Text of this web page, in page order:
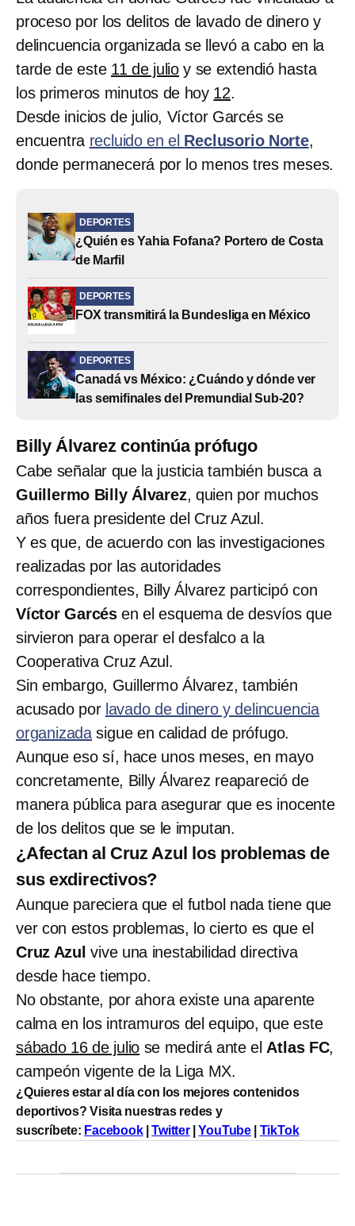
proceso por los delitos de lavado de dinero y
delincuencia organizada se llevó a cabo en la
tarde de este 11 de julio y se extendió hasta
los primeros minutos de hoy 12.
Desde inicios de julio, Víctor Garcés se
encuentra recluido en el Reclusorio Norte,
donde permanecerá por lo menos tres meses.
DEPORTES
¿Quién es Yahia Fofana? Portero de Costa
de Marfil
DEPORTES
FOX transmitirá la Bundesliga en México
DEPORTES
Canadá vs México: ¿Cuándo y dónde ver
las semifinales del Premundial Sub-20?
Billy Álvarez continúa prófugo
Cabe señalar que la justicia también busca a
Guillermo Billy Álvarez, quien por muchos
años fuera presidente del Cruz Azul.
Y es que, de acuerdo con las investigaciones
realizadas por las autoridades
correspondientes, Billy Álvarez participó con
Víctor Garcésen el esquema de desvíos que
sirvieron para operar el desfalco a la
Cooperativa Cruz Azul.
Sin embargo, Guillermo Álvarez, también
acusado por lavado de dinero y delincuencia
organizada sigue en calidad de prófugo.
Aunque eso sí, hace unos meses, en mayo
concretamente, Billy Álvarez reapareció de
manera pública para asegurar que es inocente
de los delitos que se le imputan.
¿Afectan al Cruz Azul los problemas de
sus exdirectivos?
Aunque pareciera que el futbol nada tiene que
ver con estos problemas, lo cierto es que el
Cruz Azul vive una inestabilidad directiva
desde hace tiempo.
No obstante, por ahora existe una aparente
calma en los intramuros del equipo, que este
sábado 16 de julio se medirá ante el Atlas FC,
campeón vigente de la Liga MX.
¿Quieres estar al día con los mejores contenidos
deportivos? Visita nuestras redes y
suscríbete: Facebook|Twitter|YouTube TikTok